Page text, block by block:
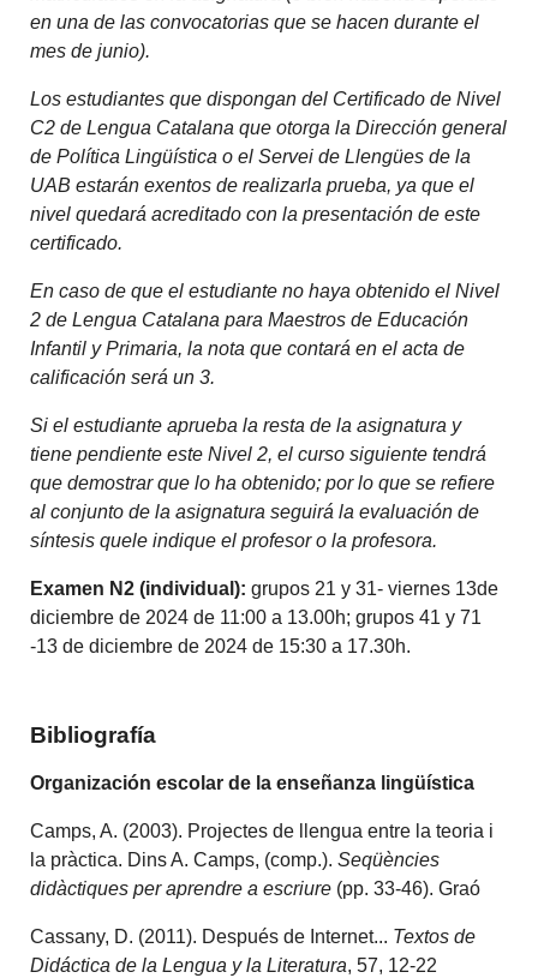
en una de las convocatorias que se hacen durante el
mes de junio).
Los estudiantes que dispongan del Certificado de Nivel
C2 de Lengua Catalana que otorga la Dirección general
de Política Lingüística o el Servei de Llengües de la
UAB estarán exentos de realizarla prueba, ya que el
nivel quedará acreditado con la presentación de este
certificado.
En caso de que el estudiante no haya obtenido el Nivel
2 de Lengua Catalana para Maestros de Educación
Infantil y Primaria, la nota que contará en el acta de
calificación será un 3.
Si el estudiante aprueba la resta de la asignatura y
tiene pendiente este Nivel 2, el curso siguiente tendrá
que demostrar que lo ha obtenido; por lo que se refiere
al conjunto de la asignatura seguirá la evaluación de
síntesis quele indique el profesor o la profesora.
Examen N2 (individual): grupos 21 y 31- viernes 13de
diciembre de 2024 de 11:00 a 13.00h; grupos 41 y 71
-13 de diciembre de 2024 de 15:30 a 17.30h.
Bibliografía
Organización escolar de la enseñanza lingüística
Camps, A. (2003). Projectes de llengua entre la teoria i
la pràctica. Dins A. Camps, (comp.).Seqüències
didàctiques per aprendre a escriure (pp. 33-46). Graó
Cassany, D. (2011). Después de Internet... Textos de
Didáctica de la Lengua y la Literatura, 57, 12-22